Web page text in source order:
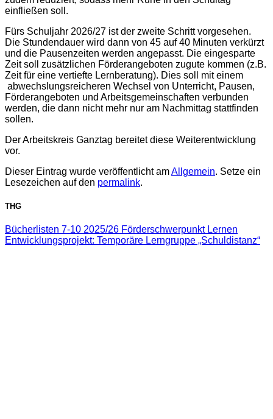
einfließen soll.
Fürs Schuljahr 2026/27 ist der zweite Schritt vorgesehen.
Die Stundendauer wird dann von 45 auf 40 Minuten verkürzt
und die Pausenzeiten werden angepasst. Die eingesparte
Zeit soll zusätzlichen Förderangeboten zugute kommen (z.B.
Zeit für eine vertiefte Lernberatung). Dies soll mit einem
abwechslungsreicheren Wechsel von Unterricht, Pausen,
Förderangeboten und Arbeitsgemeinschaften verbunden
werden, die dann nicht mehr nur am Nachmittag stattfinden
sollen.
Der Arbeitskreis Ganztag bereitet diese Weiterentwicklung
vor.
Dieser Eintrag wurde veröffentlicht amAllgemein. Setze ein
Lesezeichen auf den permalink.
THG
Bücherlisten 7-10 2025/26 Förderschwerpunkt Lernen
Entwicklungsprojekt: Temporäre Lerngruppe „Schuldistanz“